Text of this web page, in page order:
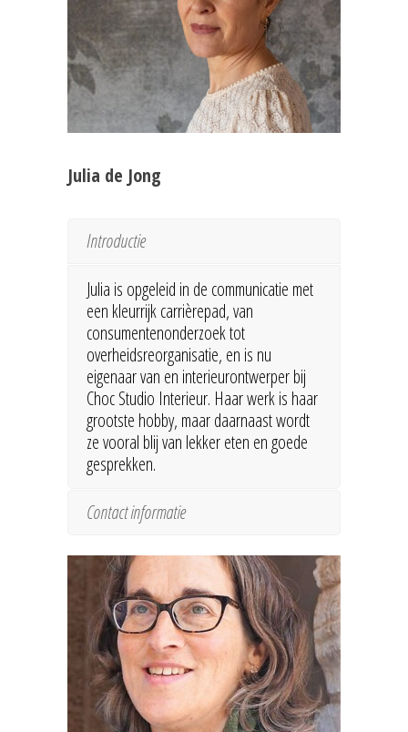
Julia de Jong
Introductie
Julia is opgeleid in de communicatie met
een kleurrijk carrièrepad, van
consumentenonderzoek tot
overheidsreorganisatie, en is nu
eigenaar van en interieurontwerper bij
Choc Studio Interieur. Haar werk is haar
grootste hobby, maar daarnaast wordt
ze vooral blij van lekker eten en goede
gesprekken.
Contact informatie